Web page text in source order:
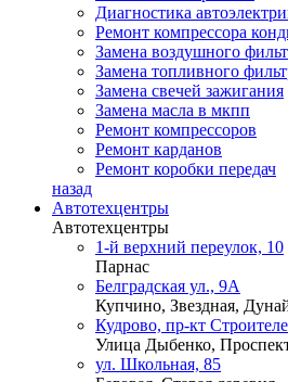
Диагностика
Ремонт компрессора
Замена воздушного
Замена топливного
Замена свечей зажигания
Замена масла в мкпп
Ремонт компрессоров
Ремонт карданов
Ремонт коробки передач
назад
Автотехцентры
Автотехцентры
1-й верхний переулок, 10
Парнас
Белградская ул., 9А
Купчино, Звездная,
Кудрово, пр-кт
Улица Дыбенко,
ул. Школьная, 85